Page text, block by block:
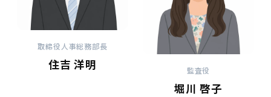
取締役人事総務部長
住吉 洋明 監査役
堀川 啓子